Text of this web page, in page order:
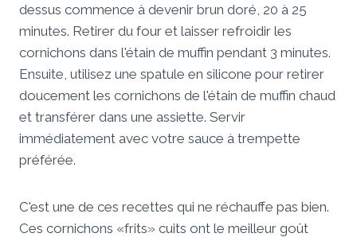
dessus commence à devenir brun doré, 20 à 25
minutes. Retirer du four et laisser refroidir les
cornichons dans l'étain de muffin pendant 3 minutes.
Ensuite, utilisez une spatule en silicone pour retirer
doucement les cornichons de l'étain de muffin chaud
et transférer dans une assiette. Servir
immédiatement avec votre sauce à trempette
préférée.
C'est une de ces recettes qui ne réchauffe pas bien.
Ces cornichons «frits» cuits ont le meilleur goût